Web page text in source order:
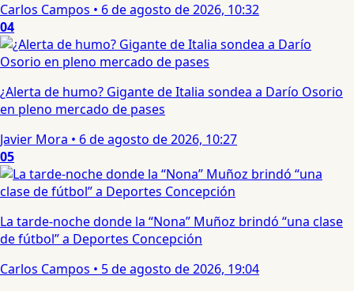
Carlos Campos • 6 de agosto de 2026, 10:32
04
¿Alerta de humo? Gigante de Italia sondea a Darío Osorio
en pleno mercado de pases
Javier Mora • 6 de agosto de 2026, 10:27
05
La tarde-noche donde la “Nona” Muñoz brindó “una clase
de fútbol” a Deportes Concepción
Carlos Campos • 5 de agosto de 2026, 19:04